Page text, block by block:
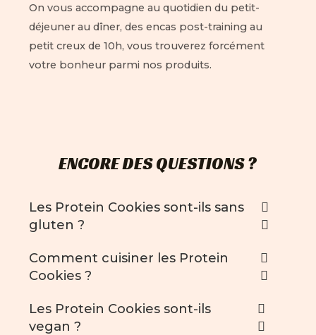
On vous accompagne au quotidien du petit-
déjeuner au dîner, des encas post-training au
petit creux de 10h, vous trouverez forcément
votre bonheur parmi nos produits.
ENCORE DES QUESTIONS ?
Les Protein Cookies sont-ils sans
gluten ?
Comment cuisiner les Protein
Cookies ?
Les Protein Cookies sont-ils
vegan ?